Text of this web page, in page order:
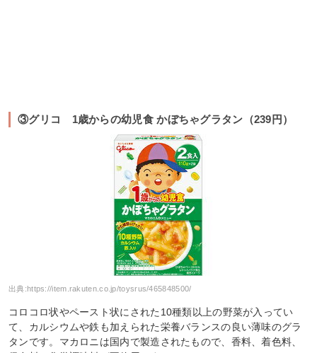
③グリコ 1歳からの幼児食 かぼちゃグラタン（239円）
出典:https://item.rakuten.co.jp/toysrus/465848500/
コロコロ状やペースト状にされた10種類以上の野菜が入ってい
て、カルシウムや鉄も加えられた栄養バランスの良い薄味のグラ
タンです。マカロニは国内で製造されたもので、香料、着色料、